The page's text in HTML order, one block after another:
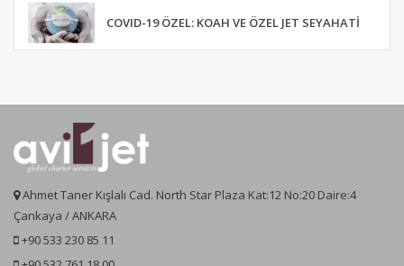
COVID-19 ÖZEL: KOAH VE ÖZEL JET SEYAHATI
Ahmet Taner Kışlalı Cad. North Star Plaza Kat:12 No:20 Daire:4
Çankaya / ANKARA
+90 533 230 85 11